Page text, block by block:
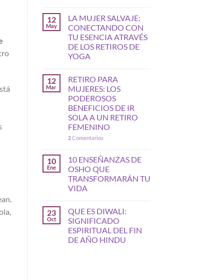
12
May
LA MUJER SALVAJE:
CONECTANDO CON
TU ESENCIA ATRAVÉS
DE LOS RETIROS DE
YOGA
12
Mar
RETIRO PARA
MUJERES: LOS
PODEROSOS
BENEFICIOS DE IR
SOLA A UN RETIRO
FEMENINO
2Comentarios
10
Ene
10 ENSEÑANZAS DE
OSHO QUE
TRANSFORMARÁN TU
VIDA
23
Oct
QUE ES DIWALI:
SIGNIFICADO
ESPIRITUAL DEL FIN
DE AÑO HINDU